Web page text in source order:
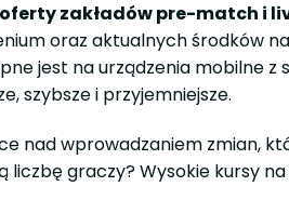
oferty zakładów pre-match i
oraz aktualnych środków
jest na urządzenia mobilne z
szybsze i przyjemniejsze.
wprowadzaniem zmian,
graczy? Wysokie kursy